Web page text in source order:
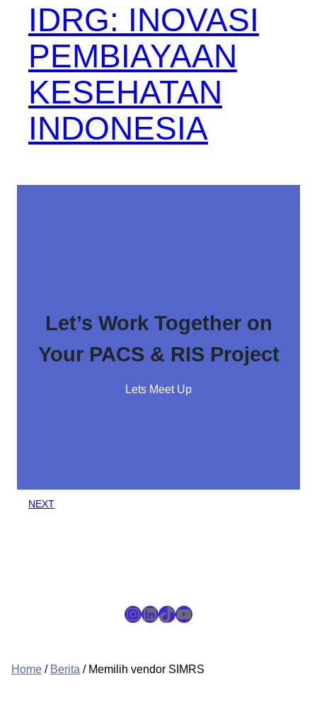
IDRG: INOVASI
PEMBIAYAAN
KESEHATAN
INDONESIA
Let’s Work Together on
Your PACS & RIS Project
Lets Meet Up
NEXT
Instagram
LinkedIn
TikTok
YouTube
Home / Berita / Memilih vendor SIMRS